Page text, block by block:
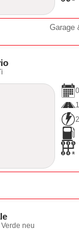
Garage
neu